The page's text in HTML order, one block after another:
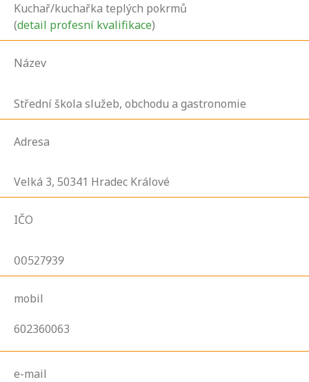
Kuchař/kuchařka teplých pokrmů
(detail profesní kvalifikace)
Název
Střední škola služeb, obchodu a gastronomie
Adresa
Velká 3, 50341 Hradec Králové
IČO
00527939
mobil
602360063
e-mail